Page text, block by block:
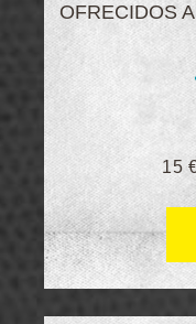
OFRECIDOS
15